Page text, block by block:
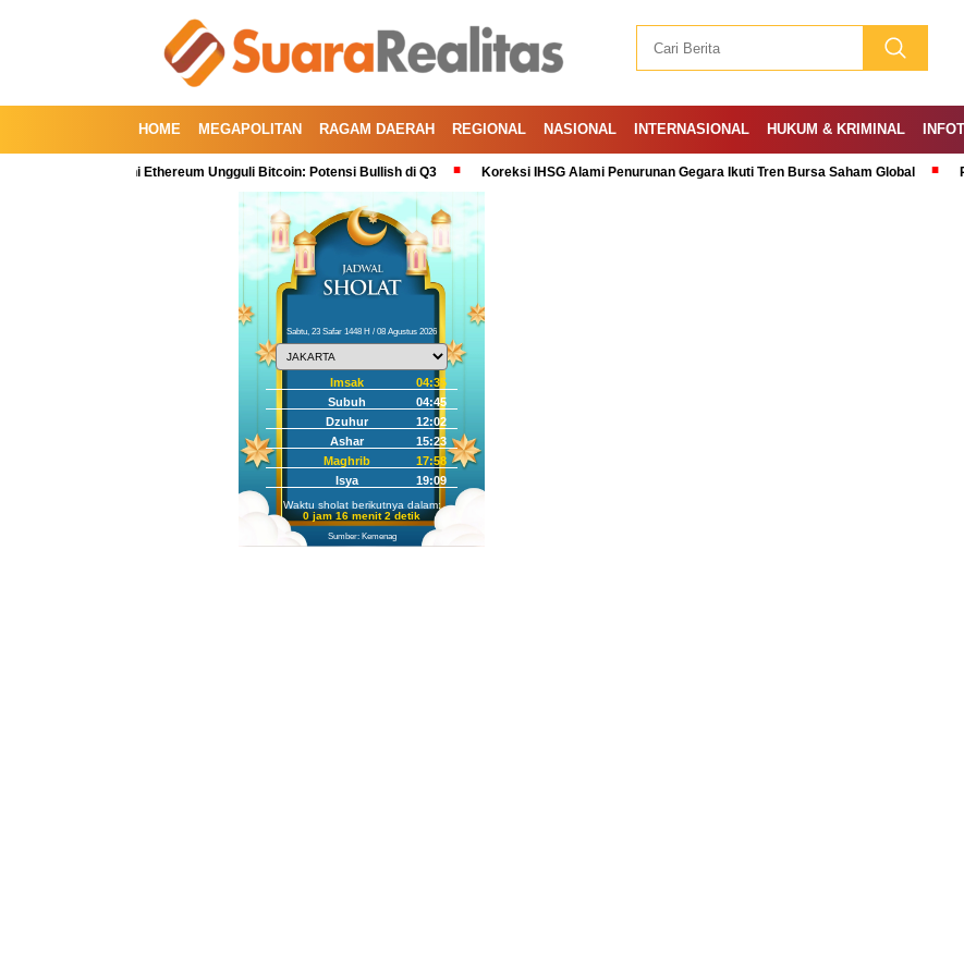
HOME MEGAPOLITAN RAGAM DAERAH REGIONAL NASIONAL INTERNASIONAL HUKUM & KRIMINAL
Kini Ethereum Ungguli Bitcoin: Potensi Bullish di Q3 Koreksi IHSG Alami Penurunan Gegara Ikuti Tren Bursa Saham Global
Sabtu, 23 Safar 1448 H / 08 Agustus 2026
Imsak
04:35
Subuh
04:45
Dzuhur
12:02
Ashar
15:23
Maghrib
17:58
Isya
19:09
Waktu sholat berikutnya dalam:
0 jam 16 menit 1 detik
Sumber: Kemenag